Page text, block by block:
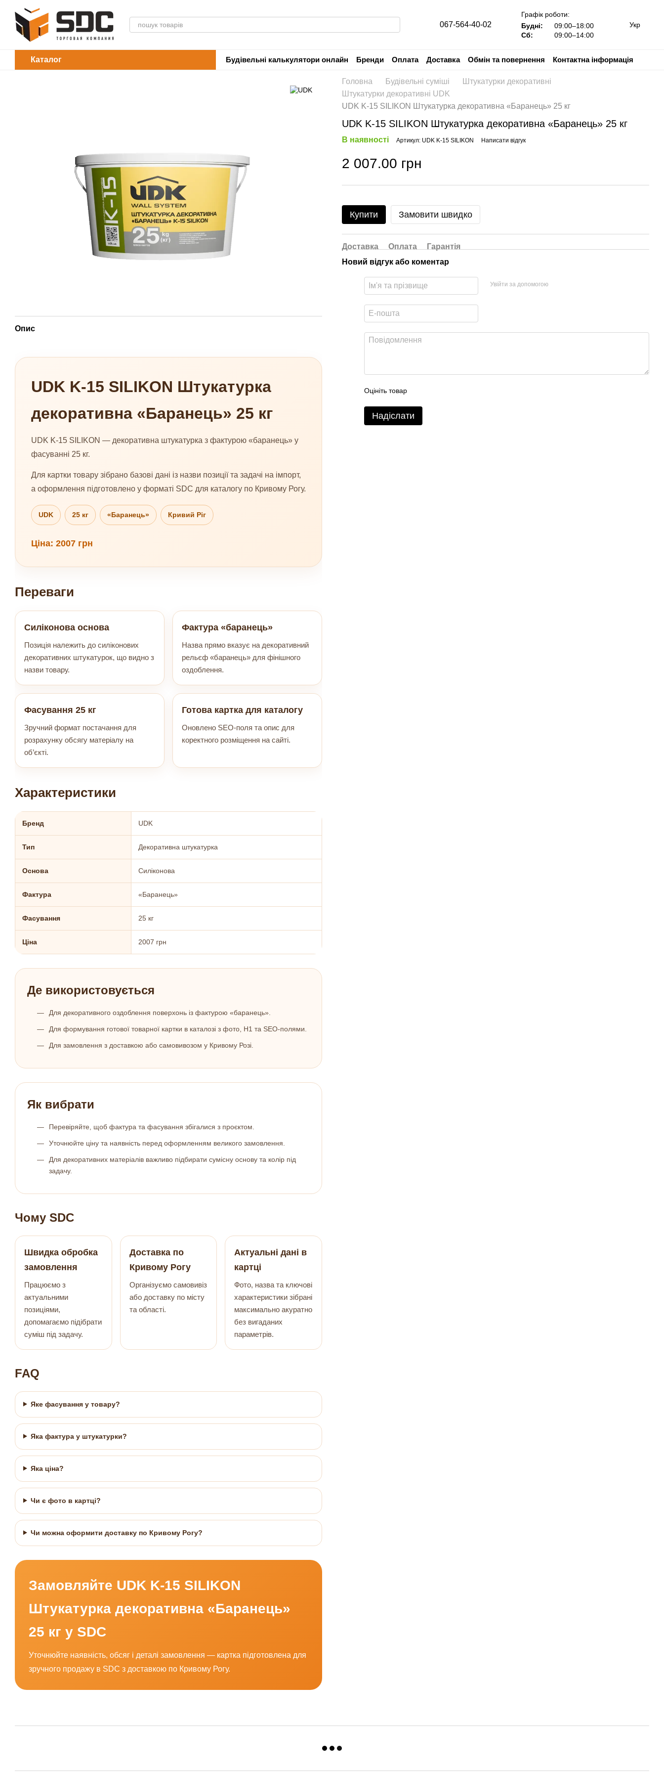
Перейти до основного контенту
067-564-40-02
Графік роботи:
Будні:
09:00–18:00
Сб:
09:00–14:00
Укр
Каталог Будівельні калькулятори онлайн Бренди Оплата Доставка Обмін та повернення
Контактна інформація
Опис
UDK K-15 SILIKON Штукатурка
декоративна «Баранець» 25 кг
UDK K-15 SILIKON — декоративна штукатурка з фактурою «баранець» у
фасуванні 25 кг.
Для картки товару зібрано базові дані із назви позиції та задачі на імпорт,
а оформлення підготовлено у форматі SDC для каталогу по Кривому Рогу.
UDK 25 кг «Баранець» Кривий Ріг
Ціна: 2007 грн
Переваги
Силіконова основа
Позиція належить до силіконових
декоративних штукатурок, що видно з
назви товару.
Фактура «баранець»
Назва прямо вказує на декоративний
рельєф «баранець» для фінішного
оздоблення.
Фасування 25 кг
Зручний формат постачання для
розрахунку обсягу матеріалу на
об’єкті.
Готова картка для каталогу
Оновлено SEO‑поля та опис для
коректного розміщення на сайті.
Характеристики
Бренд UDK
Тип Декоративна штукатурка
Основа Силіконова
Фактура «Баранець»
Фасування 25 кг
Ціна 2007 грн
Де використовується
Для декоративного оздоблення поверхонь із фактурою «баранець».
Для формування готової товарної картки в каталозі з фото, H1 та SEO‑полями.
Для замовлення з доставкою або самовивозом у Кривому Розі.
Як вибрати
Перевіряйте, щоб фактура та фасування збігалися з проєктом.
Уточнюйте ціну та наявність перед оформленням великого замовлення.
Для декоративних матеріалів важливо підбирати сумісну основу та колір під
задачу.
Чому SDC
Швидка обробка
замовлення
Працюємо з
актуальними
позиціями,
допомагаємо підібрати
суміш під задачу.
Доставка по
Кривому Рогу
Організуємо самовивіз
або доставку по місту
та області.
Актуальні дані в
картці
Фото, назва та ключові
характеристики зібрані
максимально акуратно
без вигаданих
параметрів.
FAQ
Яке фасування у товару?
Яка фактура у штукатурки?
Яка ціна?
Чи є фото в картці?
Чи можна оформити доставку по Кривому Рогу?
Замовляйте UDK K-15 SILIKON
Штукатурка декоративна «Баранець»
25 кг у SDC
Уточнюйте наявність, обсяг і деталі замовлення — картка підготовлена для
зручного продажу в SDC з доставкою по Кривому Рогу.
Головна Будівельні суміші
Штукатурки декоративні
Штукатурки декоративні UDK
UDK K-15 SILIKON Штукатурка декоративна «Баранець» 25 кг
UDK K-15 SILIKON Штукатурка декоративна «Баранець» 25 кг
В наявності Артикул: UDK K-15 SILIKON Написати відгук
2 007.00 грн
Купити Замовити швидко
Доставка Оплата
Гарантія
Новий відгук або коментар
Увійти за допомогою
Оцініть товар
Надіслати